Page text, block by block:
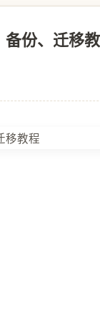
备份、迁移